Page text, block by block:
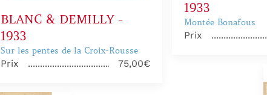
1933
Montée Bonafous
Prix
BLANC & DEMILLY -
1933
Sur les pentes de la Croix-Rousse
Prix 75,00€